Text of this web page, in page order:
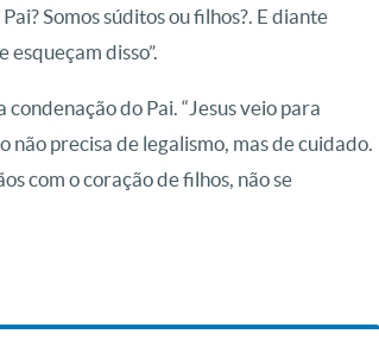
Somos súditos ou filhos?. E diante
esqueçam disso”.
do Pai. “Jesus veio para
não precisa de legalismo, mas de cuidado.
com o coração de filhos, não se